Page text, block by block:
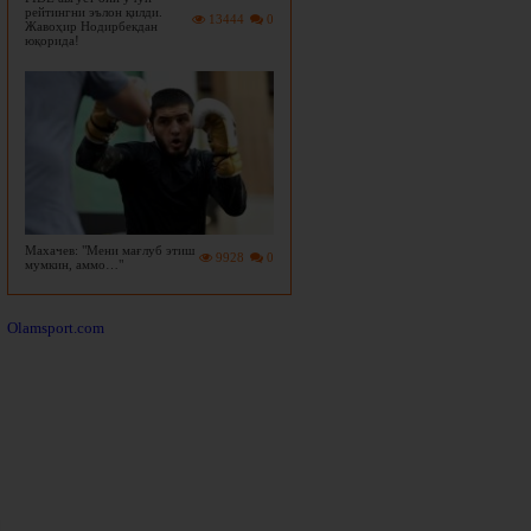
0
13444
рейтингни эълон қилди.
Жавоҳир Нодирбекдан
юқорида!
0
9928
Махачев: "Мени мағлуб этиш
мумкин, аммо…"
Olamsport.com